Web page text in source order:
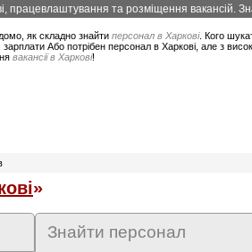
працевлаштування та розміщення вакансій.
як складно знайти персонал в Харкові. Кого
Або потрібен персонал в Харкові, але з
вакансії в Харкові!
»
Знайти персонал